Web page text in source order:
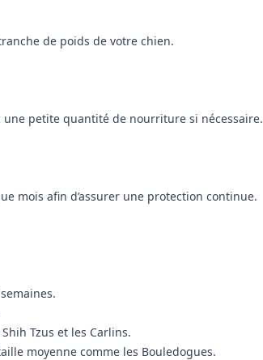
de poids de votre chien.
petite quantité de nourriture si nécessaire.
mois afin d’assurer une protection continue.
Tzus et les Carlins.
moyenne comme les Bouledogues.